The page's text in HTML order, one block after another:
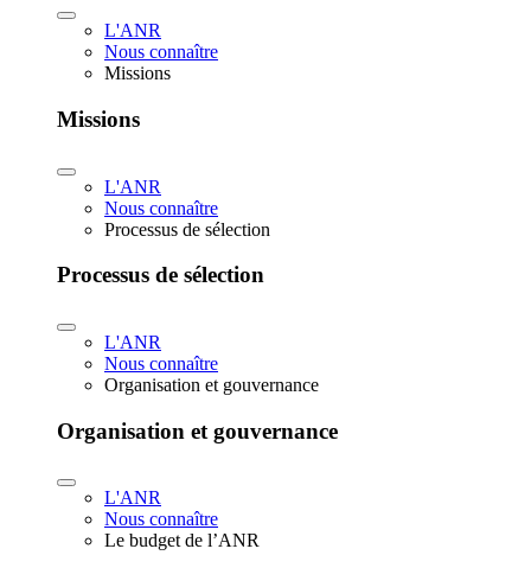
L'ANR
Nous connaître
Missions
Missions
L'ANR
Nous connaître
Processus de sélection
Processus de sélection
L'ANR
Nous connaître
Organisation et gouvernance
Organisation et gouvernance
L'ANR
Nous connaître
Le budget de l’ANR